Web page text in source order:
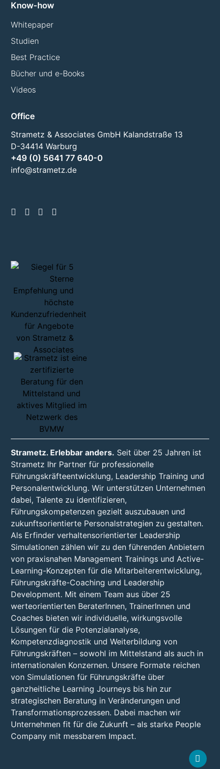
Know-how
Whitepaper
Studien
Best Practice
Bücher und e-Books
Videos
Office
Strametz & Associates GmbH Kalandstraße 13
D-34414 Warburg
+49 (0) 5641 77 640-0
info@strametz.de
Strametz. Erlebbar anders. Seit über 25 Jahren ist
Strametz Ihr Partner für professionelle
Führungskräfteentwicklung, Leadership Training und
Personalentwicklung. Wir unterstützen Unternehmen
dabei, Talente zu identifizieren,
Führungskompetenzen gezielt auszubauen und
zukunftsorientierte Personalstrategien zu gestalten.
Als Erfinder verhaltensorientierter Leadership
Simulationen zählen wir zu den führenden Anbietern
von praxisnahen Management Trainings und Active-
Learning-Konzepten für die Mitarbeiterentwicklung,
Führungskräfte-Coaching und Leadership
Development. Mit einem Team aus über 25
werteorientierten BeraterInnen, TrainerInnen und
Coaches bieten wir individuelle, wirkungsvolle
Lösungen für die Potenzialanalyse,
Kompetenzdiagnostik und Weiterbildung von
Führungskräften – sowohl im Mittelstand als auch in
internationalen Konzernen. Unsere Formate reichen
von Simulationen für Führungskräfte über
ganzheitliche Learning Journeys bis hin zur
strategischen Beratung in Veränderungen und
Transformationsprozessen. Dabei machen wir
Unternehmen fit für die Zukunft – als starke People
Company mit messbarem Impact.